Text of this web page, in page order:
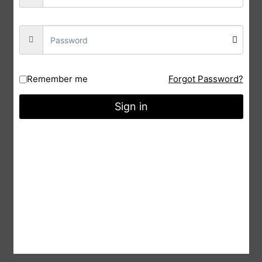
Pandit Jailal Maharaj Ji Biography In
Hindi
Remember me Forgot Password?
Sign in